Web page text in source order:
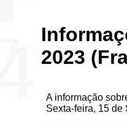
2023
A informação
Sexta-feira, 15 de